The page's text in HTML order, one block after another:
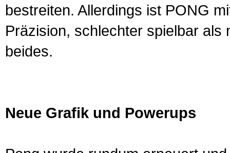
bestreiten. Allerdings ist PONG
Präzision, schlechter spielbar
beides.
Neue Grafik und Powerups